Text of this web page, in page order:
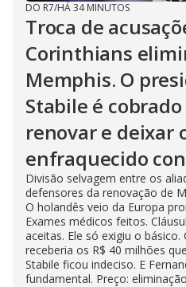
DO R7/HÁ 34 MINUTOS
Troca de
Corinthians
Memphis. O
Stabile é
renovar e deixar
enfraquecido
Divisão selvagem entre os
defensores da renovação de
O holandês veio da Europa
Exames médicos feitos.
aceitas. Ele só exigiu o básico.
receberia os R$ 40 milhões
Stabile ficou indeciso. E
fundamental. Preço: